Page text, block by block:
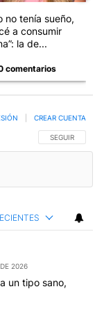
no tenía sueño,
a consumir
la de...
comentarios
SIGA ESTA
SEGUIR
CREAR CUENTA
2026
un tipo sano,